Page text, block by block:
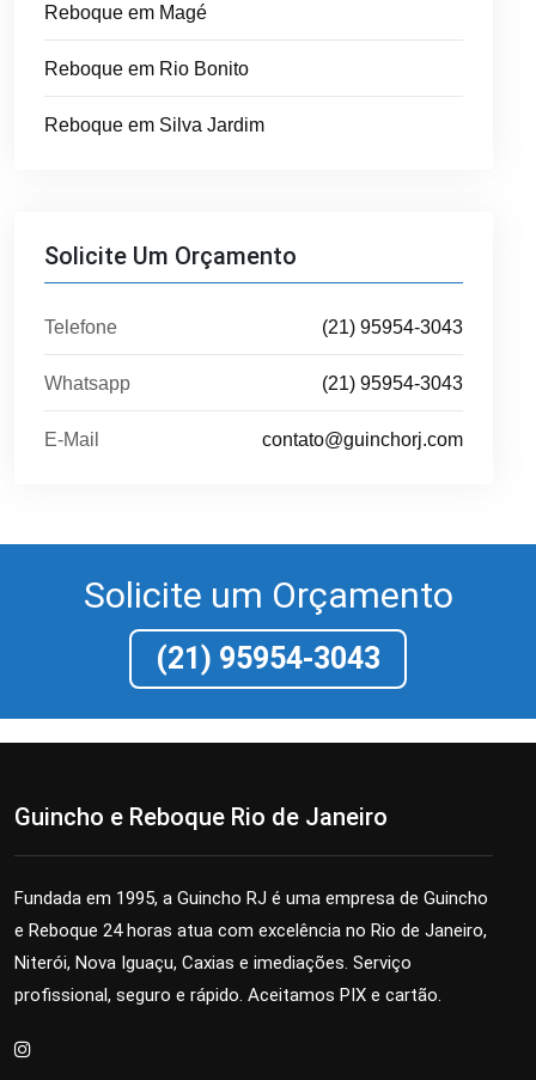
Reboque em Magé
Reboque em Rio Bonito
Reboque em Silva Jardim
Solicite Um Orçamento
Telefone (21) 95954-3043
Whatsapp (21) 95954-3043
E-Mail contato@guinchorj.com
Solicite um Orçamento
(21) 95954-3043
Guincho e Reboque Rio de Janeiro
Fundada em 1995, a Guincho RJ é uma empresa de Guincho
e Reboque 24 horas atua com excelência no Rio de Janeiro,
Niterói, Nova Iguaçu, Caxias e imediações. Serviço
profissional, seguro e rápido. Aceitamos PIX e cartão.